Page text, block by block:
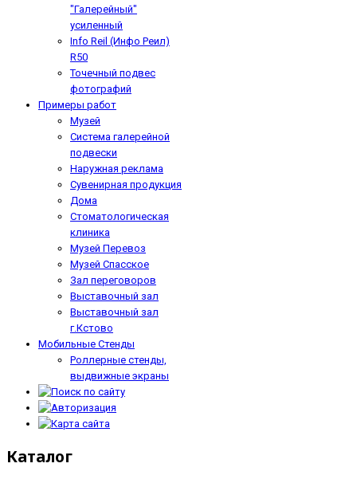
"Галерейный"
усиленный
Info Reil (Инфо Реил)
R50
Точечный подвес
фотографий
Примеры работ
Музей
Система галерейной
подвески
Наружная реклама
Сувенирная продукция
Дома
Стоматологическая
клиника
Музей Перевоз
Музей Спасское
Зал переговоров
Выставочный зал
Выставочный зал
г.Кстово
Мобильные Стенды
Роллерные стенды,
выдвижные экраны
Каталог